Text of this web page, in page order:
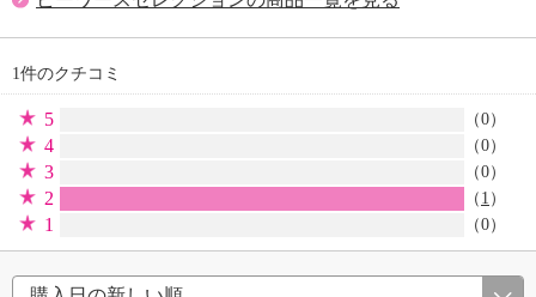
1件のクチコミ
5 （0）
4 （0）
3 （0）
2 （ 1 ）
1 （0）